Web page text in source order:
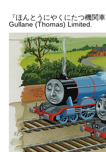
『ほんとうにやくにたつ機
Gullane (Thomas) Limited.